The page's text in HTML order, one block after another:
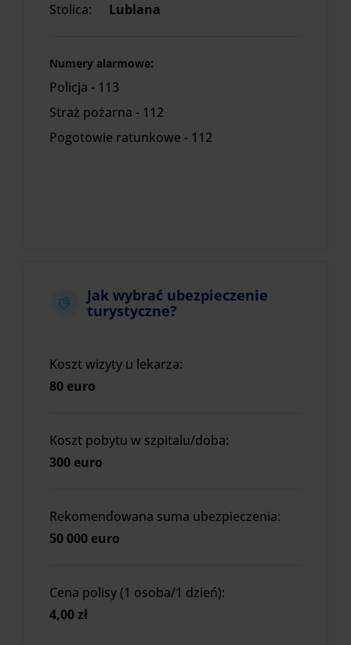
Stolica:
Lublana
Numery alarmowe:
Policja - 113
Straż pożarna - 112
Pogotowie ratunkowe - 112
Jak wybrać ubezpieczenie
turystyczne?
Koszt wizyty u lekarza:
80 euro
Koszt pobytu w szpitalu/doba:
300 euro
Rekomendowana suma ubezpieczenia:
50 000 euro
Cena polisy (1 osoba/1 dzień):
4,00 zł